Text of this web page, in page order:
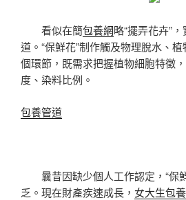
看似在簡包養網略“擺弄花卉”，
道。“保鮮花”制作觸及物理脫水、
個環節，既需求把握植物細胞特徵
度、染料比例。
包養管道
曩昔因缺少個人工作認定，“保
乏。現在財產疾速成長， 女大生包